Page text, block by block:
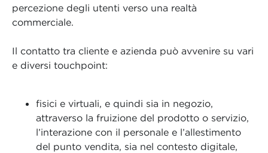
percezione degli utenti verso una realtà
commerciale.
Il contatto tra cliente e azienda può avvenire su vari
e diversi touchpoint:
fisici e virtuali, e quindi sia in negozio,
attraverso la fruizione del prodotto o servizio,
l’interazione con il personale e l’allestimento
del punto vendita, sia nel contesto digitale,